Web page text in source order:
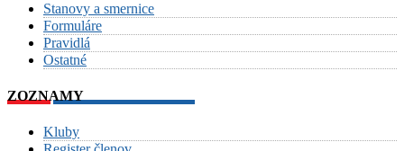
Stanovy a smernice
Formuláre
Pravidlá
Ostatné
ZOZNAMY
Kluby